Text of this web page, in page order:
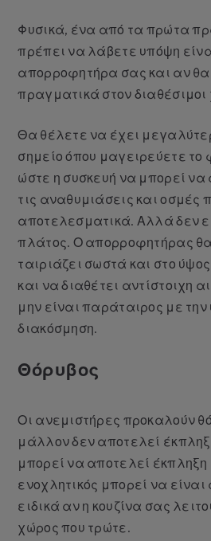
Φυσικά, ένα από τα πρώτα
πρέπει να λάβετε υπόψη
απορροφητήρα σας και αν θα
πραγματικά στον
Θα θέλετε να έχει
σημείο όπου μαγειρεύετε το
ώστε η συσκευή να μπορεί
τις αναθυμιάσεις και οσμές
αποτελεσματικά. Αλλά δεν
πλάτος. Ο απορροφητήρας
ταιριάζει σωστά και στο
και να διαθέτει αντίστοιχη
μην είναι παράταιρος με την
διακόσμηση.
Θόρυβος
Οι ανεμιστήρες προκαλούν
μάλλον δεν αποτελεί
μπορεί να αποτελεί έκπληξη
ενοχλητικός μπορεί να είναι
ειδικά αν η κουζίνα σας
χώρος που τρώτε.